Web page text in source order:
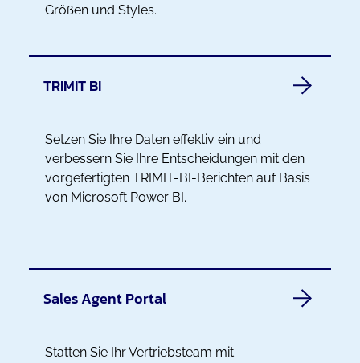
Größen und Styles.
TRIMIT BI
Setzen Sie Ihre Daten effektiv ein und
verbessern Sie Ihre Entscheidungen mit den
vorgefertigten TRIMIT-BI-Berichten auf Basis
von Microsoft Power BI.
Sales Agent Portal
Statten Sie Ihr Vertriebsteam mit